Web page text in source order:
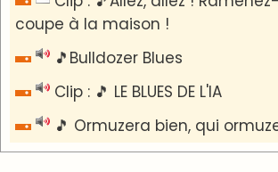
projets” du Ministère de
l’Eau
AGENDA CULTUREL
Dunia Batma en Tournée à